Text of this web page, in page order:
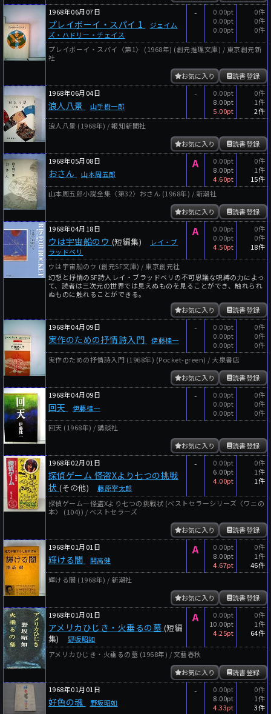
1968年06月07日
プレイボーイ・スパイ 1
ジェイム
ズ・ハドリー・チェイス
-
0.00pt
0.00pt
0.00pt
0件
0件
0件
プレイボーイ・スパイ〈第1〉 (1968年) (創元推理文庫) / 東京創元新
社
読書登録
お気に入り
1968年06月04日
浪人八景 山手樹一郎
-
0.00pt
8.00pt
5.00pt
0件
1件
2件
浪人八景 (1968年) / 報知新聞社
読書登録
お気に入り
1968年05月08日
おさん 山本周五郎
A
0.00pt
8.00pt
4.60pt
0件
1件
15件
山本周五郎小説全集〈第32〉おさん (1968年) / 新潮社
読書登録
お気に入り
1968年04月18日
ウは宇宙船のウ (短編集)
レイ・ブ
ラッドベリ
A
0.00pt
0.00pt
4.50pt
0件
0件
18件
ウは宇宙船のウ (創元SF文庫) / 東京創元社
幻想と抒情のSF詩人レイ・ブラッドベリの不可思議な呪縛の力によっ
て、読者は三次元の世界では見えぬものを見ることができ、触れられ
ぬものに触れることができる。
読書登録
お気に入り
1968年04月09日
実作のための抒情詩入門 伊藤桂一
-
0.00pt
0.00pt
0.00pt
0件
0件
0件
実作のための抒情詩入門 (1968年) (Pocket-green) / 大泉書店
読書登録
お気に入り
1968年04月09日
回天 伊藤桂一
-
0.00pt
0.00pt
0.00pt
0件
0件
0件
回天 (1968年) / 講談社
読書登録
お気に入り
1968年02月01日
探偵ゲーム 怪盗Xより七つの挑戦
状 (その他) 藤原宰太郎
-
0.00pt
6.00pt
4.00pt
0件
1件
1件
探偵ゲーム―怪盗Xより七つの挑戦状 (ベストセラーシリーズ〈ワニの
本〉 (104)) / ベストセラーズ
読書登録
お気に入り
1968年01月01日
輝ける闇 開高健
A
0.00pt
8.00pt
4.67pt
0件
1件
46件
輝ける闇 (1968年) / 新潮社
読書登録
お気に入り
1968年01月01日
アメリカひじき・火垂るの墓 (短編
集)
野坂昭如
A
0.00pt
10.00pt
4.25pt
0件
1件
64件
アメリカひじき・火垂るの墓 (1968年) / 文藝春秋
読書登録
お気に入り
1968年01月01日
好色の魂 野坂昭如
-
0.00pt
8.00pt
4.33pt
0件
1件
3件